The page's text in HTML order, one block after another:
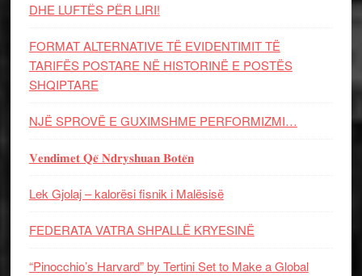
DHE LUFTЁS PЁR LIRI!
FORMAT ALTERNATIVE TË EVIDENTIMIT TË
TARIFËS POSTARE NË HISTORINË E POSTËS
SHQIPTARE
NJË SPROVË E GUXIMSHME PERFORMIZMI…
𝐕𝐞𝐧𝐝𝐢𝐦𝐞𝐭 𝐐𝐞̈ 𝐍𝐝𝐫𝐲𝐬𝐡𝐮𝐚𝐧 𝐁𝐨𝐭𝐞̈𝐧
Lek Gjolaj – kalorësi fisnik i Malësisë
FEDERATA VATRA SHPALLË KRYESINË
“Pinocchio’s Harvard” by Tertini Set to Make a Global